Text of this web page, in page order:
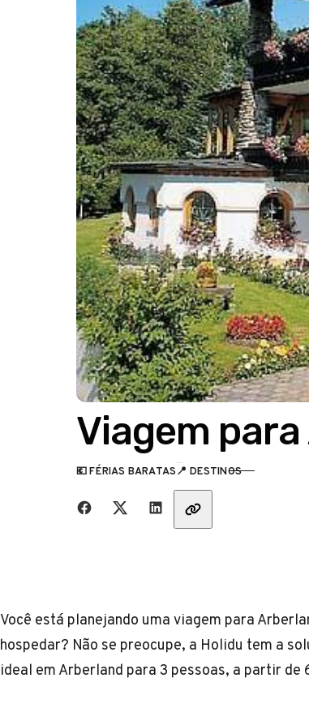
Viagem
CATEGORIA
💶 FÉRIAS BARATAS📍 DESTINOS
Partilha com amigos
Você está planejando uma viagem para
hospedar? Não se preocupe, a Holidu tem a
ideal em Arberland para 3 pessoas, a partir de